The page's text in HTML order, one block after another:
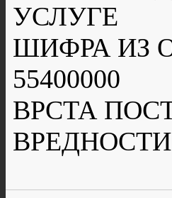
УСЛУГЕ
ШИФРА ИЗ
55400000
ВРСТА
ВРЕДНОСТИ